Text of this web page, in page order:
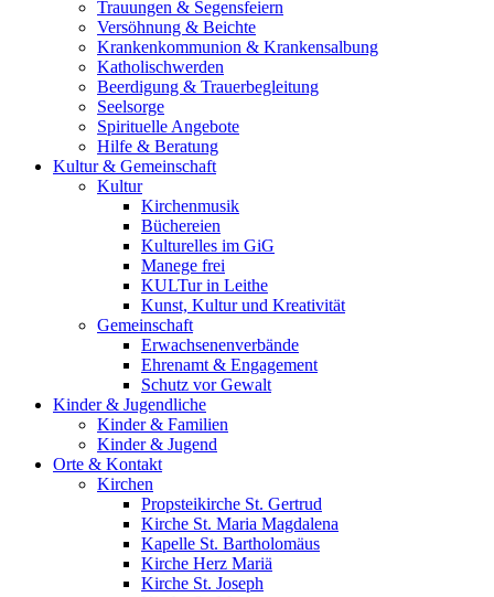
Trauungen & Segensfeiern
Versöhnung & Beichte
Krankenkommunion & Krankensalbung
Katholischwerden
Beerdigung & Trauerbegleitung
Seelsorge
Spirituelle Angebote
Hilfe & Beratung
Kultur & Gemeinschaft
Kultur
Kirchenmusik
Büchereien
Kulturelles im GiG
Manege frei
KULTur in Leithe
Kunst, Kultur und Kreativität
Gemeinschaft
Erwachsenenverbände
Ehrenamt & Engagement
Schutz vor Gewalt
Kinder & Jugendliche
Kinder & Familien
Kinder & Jugend
Orte & Kontakt
Kirchen
Propsteikirche St. Gertrud
Kirche St. Maria Magdalena
Kapelle St. Bartholomäus
Kirche Herz Mariä
Kirche St. Joseph